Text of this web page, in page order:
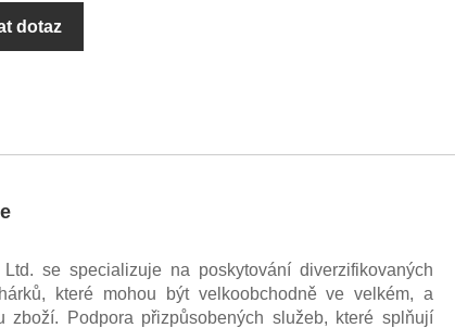
dotaz
se specializuje na poskytování diverzifikovaných
které mohou být velkoobchodně ve velkém, a
zboží. Podpora přizpůsobených služeb, které splňují